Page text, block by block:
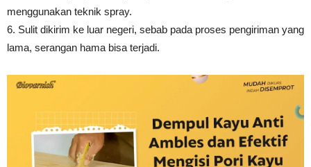
menggunakan teknik spray.
6. Sulit dikirim ke luar negeri, sebab pada proses pengiriman yang
lama, serangan hama bisa terjadi.